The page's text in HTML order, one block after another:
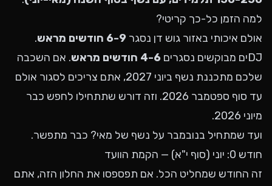
למה הזמן כל-כך קריטי?
אולם איכותי באזור גוש דן נסגר 6-9 חודשים מראש
.
DJים מבוקשים נסגרים
4-6 חודשים מראש
. אם השכבה
שלכם מתכננת נשף ביוני 2027, אתם צריכים לסגור אולם
עד סוף ספטמבר 2026. וזה דורש שתתחילו לחפש כבר
מיוני 2026.
ועד שמתחיל בנובמבר על נשף של מאי? כבר מתפשר.
חודש 0: יוני (סוף י"א) — הקמת הוועד
זה החודש שמחליט הכל. אם תפספסו את החלון הזה, אתם